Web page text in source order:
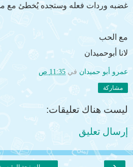
غضبه وردات فعله وستجده
مع الحب
لانا أبوحميدان
عمرو أبو حميدان في 11:35 ص
مشاركة
ليست هناك تعليقات:
إرسال تعليق